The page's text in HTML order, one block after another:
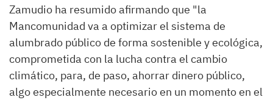
Zamudio ha resumido afirmando que "la
Mancomunidad va a optimizar el sistema de
alumbrado público de forma sostenible y ecológica,
comprometida con la lucha contra el cambio
climático, para, de paso, ahorrar dinero público,
algo especialmente necesario en un momento en el